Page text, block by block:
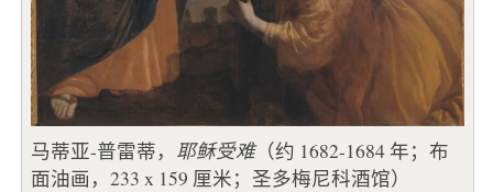
马蒂亚-普雷蒂， 耶稣受难（约 1682-1684 年；布
面油画，233 x 159 厘米；圣多梅尼科酒馆）